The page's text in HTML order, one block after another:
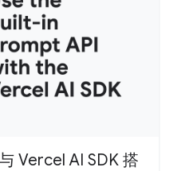
Vercel AI SDK 搭